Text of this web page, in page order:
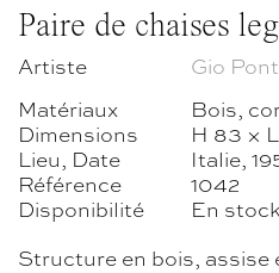
Paire de chaises
Artiste
Gio
Matériaux
Bois,
Dimensions
H 83 ×
Lieu, Date
Italie,
Référence
1042
Disponibilité
En stock
Structure en bois, assise